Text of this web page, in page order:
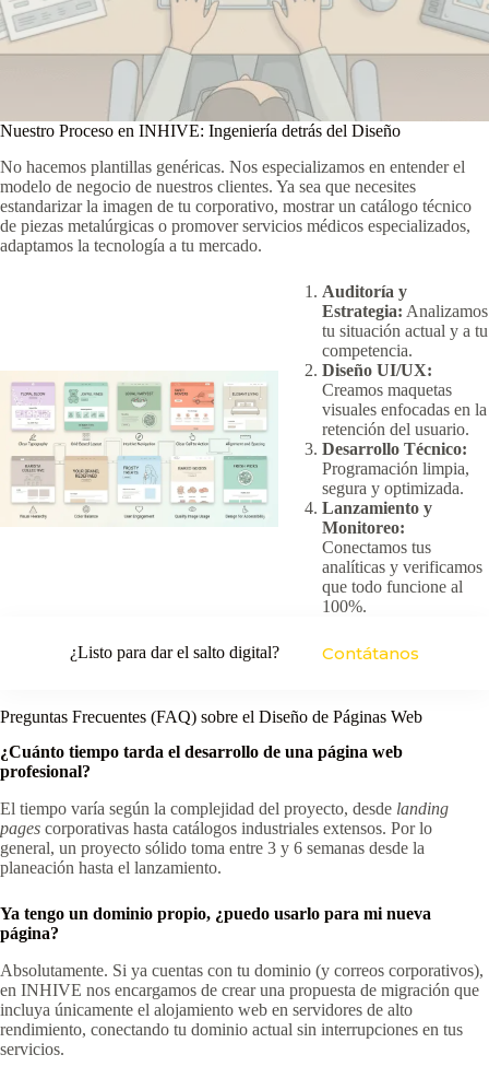
Nuestro Proceso en INHIVE: Ingeniería detrás del Diseño
No hacemos plantillas genéricas. Nos especializamos en entender el
modelo de negocio de nuestros clientes. Ya sea que necesites
estandarizar la imagen de tu corporativo, mostrar un catálogo técnico
de piezas metalúrgicas o promover servicios médicos especializados,
adaptamos la tecnología a tu mercado.
Auditoría y
Estrategia: Analizamos
tu situación actual y a tu
competencia.
Diseño UI/UX:
Creamos maquetas
visuales enfocadas en la
retención del usuario.
Desarrollo Técnico:
Programación limpia,
segura y optimizada.
Lanzamiento y
Monitoreo:
Conectamos tus
analíticas y verificamos
que todo funcione al
100%.
¿Listo para dar el salto digital? Contátanos
Preguntas Frecuentes (FAQ) sobre el Diseño de Páginas Web
¿Cuánto tiempo tarda el desarrollo de una página web
profesional?
El tiempo varía según la complejidad del proyecto, desde landing
pages corporativas hasta catálogos industriales extensos. Por lo
general, un proyecto sólido toma entre 3 y 6 semanas desde la
planeación hasta el lanzamiento.
Ya tengo un dominio propio, ¿puedo usarlo para mi nueva
página?
Absolutamente. Si ya cuentas con tu dominio (y correos corporativos),
en INHIVE nos encargamos de crear una propuesta de migración que
incluya únicamente el alojamiento web en servidores de alto
rendimiento, conectando tu dominio actual sin interrupciones en tus
servicios.